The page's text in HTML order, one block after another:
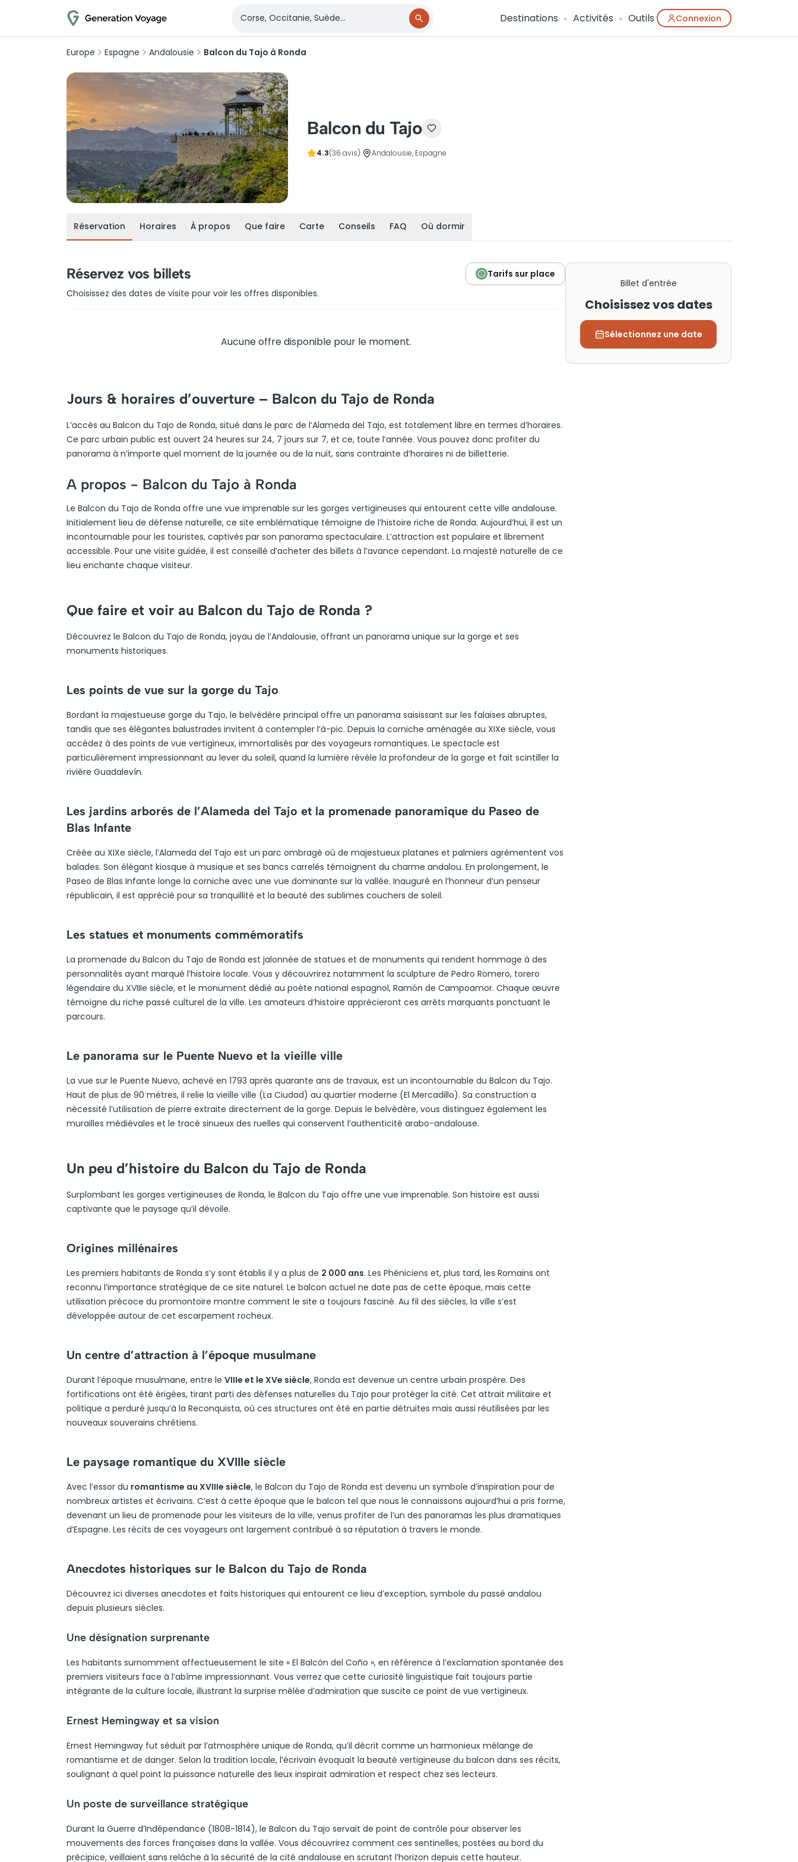
Destinations Activités Outils Connexion
Europe Espagne Andalousie Balcon du Tajo à Ronda
Balcon du Tajo
4.3(36 avis) Andalousie, Espagne
Réservation Horaires À propos Que faire Carte Conseils FAQ Où dormir
Réservez vos billets
Choisissez des dates de visite pour voir les offres disponibles.
Tarifs sur place
Aucune offre disponible pour le moment.
Jours & horaires d’ouverture – Balcon du Tajo de Ronda
L’accès au Balcon du Tajo de Ronda, situé dans le parc de l’Alameda del Tajo, est totalement libre en termes d’horaires.
Ce parc urbain public est ouvert 24 heures sur 24, 7 jours sur 7, et ce, toute l’année. Vous pouvez donc profiter du
panorama à n’importe quel moment de la journée ou de la nuit, sans contrainte d’horaires ni de billetterie.
A propos - Balcon du Tajo à Ronda
Le Balcon du Tajo de Ronda offre une vue imprenable sur les gorges vertigineuses qui entourent cette ville andalouse.
Initialement lieu de défense naturelle, ce site emblématique témoigne de l’histoire riche de Ronda. Aujourd’hui, il est un
incontournable pour les touristes, captivés par son panorama spectaculaire. L’attraction est populaire et librement
accessible. Pour une visite guidée, il est conseillé d’acheter des billets à l’avance cependant. La majesté naturelle de ce
lieu enchante chaque visiteur.
Que faire et voir au Balcon du Tajo de Ronda ?
Découvrez le Balcon du Tajo de Ronda, joyau de l’Andalousie, offrant un panorama unique sur la gorge et ses
monuments historiques.
Les points de vue sur la gorge du Tajo
Bordant la majestueuse gorge du Tajo, le belvédère principal offre un panorama saisissant sur les falaises abruptes,
tandis que ses élégantes balustrades invitent à contempler l’à-pic. Depuis la corniche aménagée au XIXe siècle, vous
accédez à des points de vue vertigineux, immortalisés par des voyageurs romantiques. Le spectacle est
particulièrement impressionnant au lever du soleil, quand la lumière révèle la profondeur de la gorge et fait scintiller la
rivière Guadalevín.
Les jardins arborés de l’Alameda del Tajo et la promenade panoramique du Paseo de
Blas Infante
Créée au XIXe siècle, l’Alameda del Tajo est un parc ombragé où de majestueux platanes et palmiers agrémentent vos
balades. Son élégant kiosque à musique et ses bancs carrelés témoignent du charme andalou. En prolongement, le
Paseo de Blas Infante longe la corniche avec une vue dominante sur la vallée. Inauguré en l’honneur d’un penseur
républicain, il est apprécié pour sa tranquillité et la beauté des sublimes couchers de soleil.
Les statues et monuments commémoratifs
La promenade du Balcon du Tajo de Ronda est jalonnée de statues et de monuments qui rendent hommage à des
personnalités ayant marqué l’histoire locale. Vous y découvrirez notamment la sculpture de Pedro Romero, torero
légendaire du XVIIIe siècle, et le monument dédié au poète national espagnol, Ramón de Campoamor. Chaque œuvre
témoigne du riche passé culturel de la ville. Les amateurs d’histoire apprécieront ces arrêts marquants ponctuant le
parcours.
Le panorama sur le Puente Nuevo et la vieille ville
La vue sur le Puente Nuevo, achevé en 1793 après quarante ans de travaux, est un incontournable du Balcon du Tajo.
Haut de plus de 90 mètres, il relie la vieille ville (La Ciudad) au quartier moderne (El Mercadillo). Sa construction a
nécessité l’utilisation de pierre extraite directement de la gorge. Depuis le belvédère, vous distinguez également les
murailles médiévales et le tracé sinueux des ruelles qui conservent l’authenticité arabo-andalouse.
Un peu d’histoire du Balcon du Tajo de Ronda
Surplombant les gorges vertigineuses de Ronda, le Balcon du Tajo offre une vue imprenable. Son histoire est aussi
captivante que le paysage qu’il dévoile.
Origines millénaires
Les premiers habitants de Ronda s’y sont établis il y a plus de 2 000 ans. Les Phéniciens et, plus tard, les Romains ont
reconnu l’importance stratégique de ce site naturel. Le balcon actuel ne date pas de cette époque, mais cette
utilisation précoce du promontoire montre comment le site a toujours fasciné. Au fil des siècles, la ville s’est
développée autour de cet escarpement rocheux.
Un centre d’attraction à l’époque musulmane
Durant l’époque musulmane, entre le VIIIe et le XVe siècle, Ronda est devenue un centre urbain prospère. Des
fortifications ont été érigées, tirant parti des défenses naturelles du Tajo pour protéger la cité. Cet attrait militaire et
politique a perduré jusqu’à la Reconquista, où ces structures ont été en partie détruites mais aussi réutilisées par les
nouveaux souverains chrétiens.
Le paysage romantique du XVIIIe siècle
Avec l’essor du romantisme au XVIIIe siècle, le Balcon du Tajo de Ronda est devenu un symbole d’inspiration pour de
nombreux artistes et écrivains. C’est à cette époque que le balcon tel que nous le connaissons aujourd’hui a pris forme,
devenant un lieu de promenade pour les visiteurs de la ville, venus profiter de l’un des panoramas les plus dramatiques
d’Espagne. Les récits de ces voyageurs ont largement contribué à sa réputation à travers le monde.
Anecdotes historiques sur le Balcon du Tajo de Ronda
Découvrez ici diverses anecdotes et faits historiques qui entourent ce lieu d’exception, symbole du passé andalou
depuis plusieurs siècles.
Une désignation surprenante
Les habitants surnomment affectueusement le site « El Balcón del Coño », en référence à l’exclamation spontanée des
premiers visiteurs face à l’abîme impressionnant. Vous verrez que cette curiosité linguistique fait toujours partie
intégrante de la culture locale, illustrant la surprise mêlée d’admiration que suscite ce point de vue vertigineux.
Ernest Hemingway et sa vision
Ernest Hemingway fut séduit par l’atmosphère unique de Ronda, qu’il décrit comme un harmonieux mélange de
romantisme et de danger. Selon la tradition locale, l’écrivain évoquait la beauté vertigineuse du balcon dans ses récits,
soulignant à quel point la puissance naturelle des lieux inspirait admiration et respect chez ses lecteurs.
Un poste de surveillance stratégique
Durant la Guerre d’Indépendance (1808-1814), le Balcon du Tajo servait de point de contrôle pour observer les
mouvements des forces françaises dans la vallée. Vous découvrirez comment ces sentinelles, postées au bord du
précipice, veillaient sans relâche à la sécurité de la cité andalouse en scrutant l’horizon depuis cette hauteur.
Billet d'entrée
Choisissez vos dates
Sélectionnez une date